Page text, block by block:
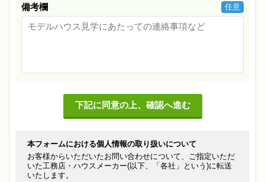
備考欄 任意
本フォームにおける個人情報の取り扱いについて
お客様からいただいたお問い合わせについて、ご指定いただ
いた工務店・ハウスメーカー(以下、「各社」という)に転送
いたします。